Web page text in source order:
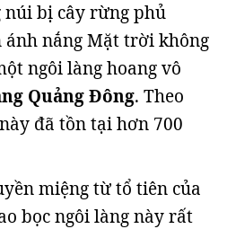
núi bị cây rừng phủ
ánh nắng Mặt trời không
ngôi làng hoang vô
Quảng Đông. Theo
đã tồn tại hơn 700
miệng từ tổ tiên của
bọc ngôi làng này rất